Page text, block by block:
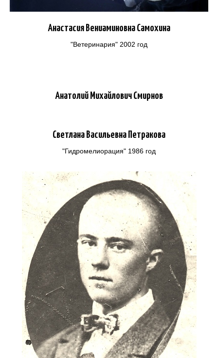
Анастасия Вениаминовна Самохина
"Ветеринария" 2002 год
Анатолий Михайлович Смирнов
Светлана Васильевна Петракова
"Гидромелиорация" 1986 год